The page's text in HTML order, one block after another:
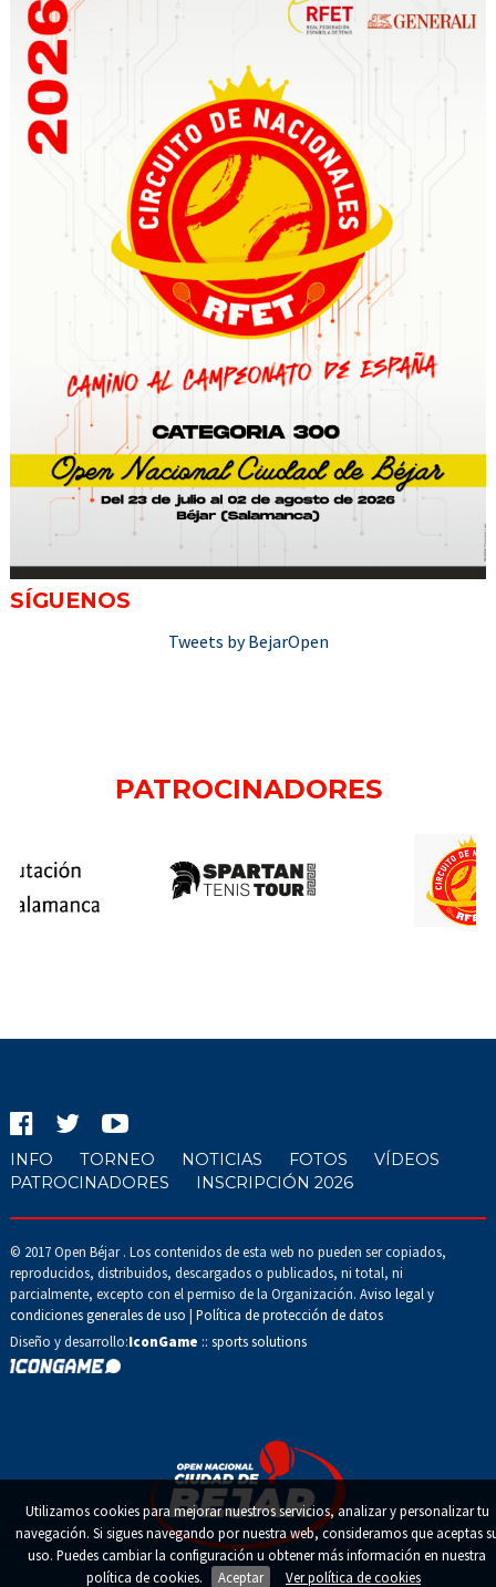
Utilizamos cookies para mejorar nuestros servicios, analizar y personalizar tu
navegación. Si sigues navegando por nuestra web, consideramos que aceptas
uso. Puedes cambiar la configuración u obtener más información en nuestra
política de cookies.
Aceptar Ver política de cookies
SÍGUENOS
Tweets by BejarOpen
PATROCINADORES
INFO TORNEO NOTICIAS FOTOS
VÍDEOS
PATROCINADORES
INSCRIPCIÓN 2026
© 2017 Open Béjar . Los contenidos de esta web no pueden ser copiados,
reproducidos, distribuidos, descargados o publicados, ni total, ni
parcialmente, excepto con el permiso de la Organización. Aviso legal y
condiciones generales de uso | Política de protección de datos
Diseño y desarrollo:IconGame :: sports solutions